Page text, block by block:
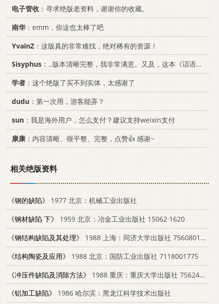
电子管收 ：寻求绝版老资料，谢谢你的收藏。
南华：emm，你这也太棒了吧
YvainZ ：这版真的非常难找，绝对稀有的资源！
Sisyphus ：..版本清晰完整，我非常满意。又及，这本《话语的真相》...
学者 ：这个绝版了买不到实体，太感谢了
dudu ：第一次用，游客能弄？
sun ：我是海外用户，怎么支付？建议支持weixin支付
康康 ：内容清晰、很平整、完整，点赞👍 感谢~
相关绝版资料
《钢的缺陷》
1977 北京：机械工业出版社
《钢材缺陷 下》
1959 北京：冶金工业出版社 15062·1620
《钢结构缺陷及其处理》
1988 上海：同济大学出版社 7560801250
《结构陶瓷及应用》
1988 北京：国防工业出版社 7118001775
《冲压件缺陷及消除方法》
1988 重庆：重庆大学出版社 7562400711
《铝加工缺陷》
1986 哈尔滨：黑龙江科学技术出版社